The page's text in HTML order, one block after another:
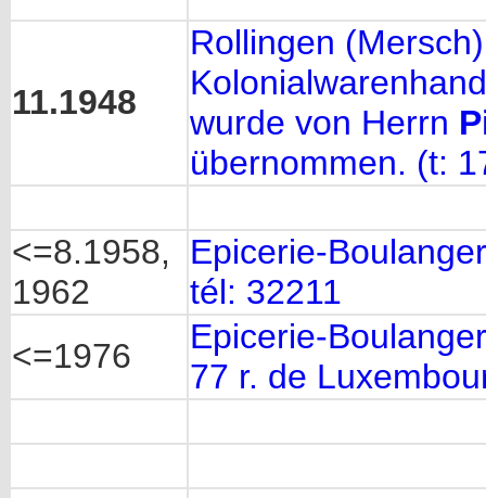
11.1948
Rollingen
wurde von Herrn
übernommen. (t:
<=8.1958,
1962
Epicerie-
tél: 32211
<=1976
Epicerie-
77 r. de